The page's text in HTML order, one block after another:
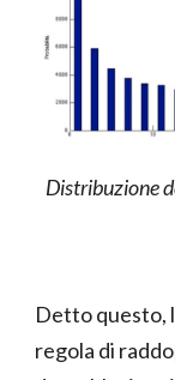
Distribuzione
Detto questo,
regola di